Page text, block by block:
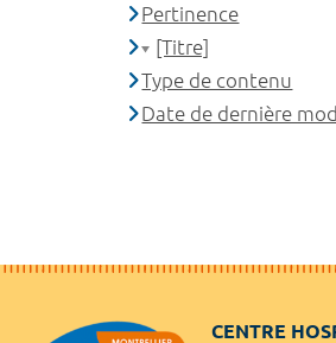
Pertinence
[Titre]
Type de contenu
Date de dernière
CENTRE